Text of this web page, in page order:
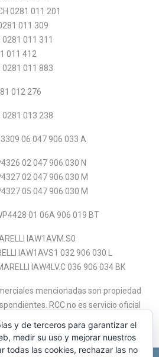
0281 011 201
011 309
0281 011 311
011 412
0281 011 883
012 276
0281 013 238
06 047 906 033 A
02 047 906 030 N
02 047 906 030 M
05 047 906 030 M
01 06A 906 019 BT
IAW1AVM.S0
IAW1AVS1 032 906 030 L
IAW4LV.C 036 906 034 BK
mencionadas son propiedad
RCC no es servicio oficial
y de terceros para garantizar el
medir su uso y mejorar nuestros
todas las cookies, rechazar las no